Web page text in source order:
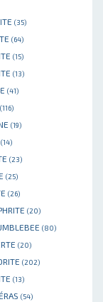
(35)
(64)
(15)
(13)
(41)
(116)
(19)
(14)
(23)
(25)
(26)
(20)
(80)
(20)
(202)
(13)
(54)